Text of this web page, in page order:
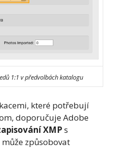
1:1 v předvolbách katalogu
které potřebují
doporučuje Adobe
XMPs
způsobovat